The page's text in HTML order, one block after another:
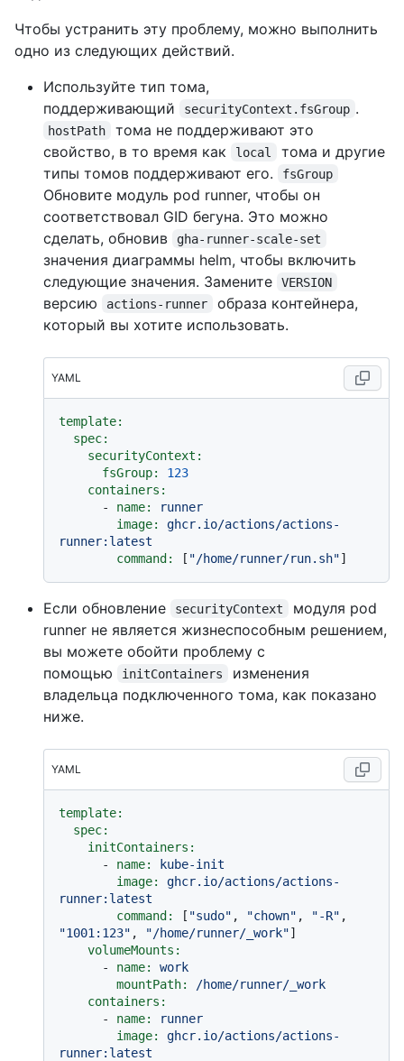
Чтобы устранить эту проблему, можно выполнить
одно из следующих действий.
Используйте тип тома,
поддерживающий
securityContext.fsGroup .
hostPath
тома не поддерживают это
свойство, в то время как
local
тома и другие
типы томов поддерживают его.
fsGroup
Обновите модуль pod runner, чтобы он
соответствовал GID бегуна. Это можно
сделать, обновив
gha-runner-scale-set
значения диаграммы helm, чтобы включить
следующие значения. Замените
VERSION
версию actions-runner
образа контейнера,
который вы хотите использовать.
YAML
template:
spec:
securityContext:
fsGroup:
123
containers:
-
name:
runner
image:
ghcr.io/actions/actions-
runner:latest
command:
[ "/home/runner/run.sh"
Если обновление securityContext
модуля pod
runner не является жизнеспособным решением,
вы можете обойти проблему с
помощью
initContainers
изменения
владельца подключенного тома, как показано
ниже.
YAML
template:
spec:
initContainers:
-
name:
kube-init
image:
ghcr.io/actions/actions-
runner:latest
command:
[ "sudo" , "chown" , "-R"
"1001:123" , "/home/runner/_work"]
volumeMounts:
-
name:
work
mountPath:
/home/runner/_work
containers:
-
name:
runner
image:
ghcr.io/actions/actions-
runner:latest